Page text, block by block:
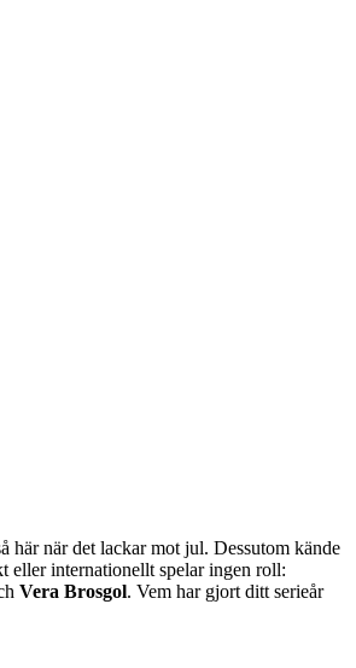
här när det lackar mot jul. Dessutom kände
eller internationellt spelar ingen roll:
Vera Brosgol. Vem har gjort ditt serieår